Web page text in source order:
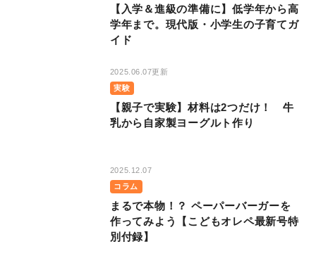
【入学＆進級の準備に】低学年から高
学年まで。現代版・小学生の子育てガ
イド
2025.06.07更新
実験
【親子で実験】材料は2つだけ！ 牛
乳から自家製ヨーグルト作り
2025.12.07
コラム
まるで本物！？ ペーパーバーガーを
作ってみよう【こどもオレペ最新号特
別付録】